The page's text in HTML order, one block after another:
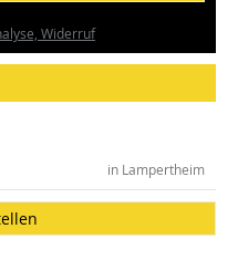
Widerruf
in Lampertheim